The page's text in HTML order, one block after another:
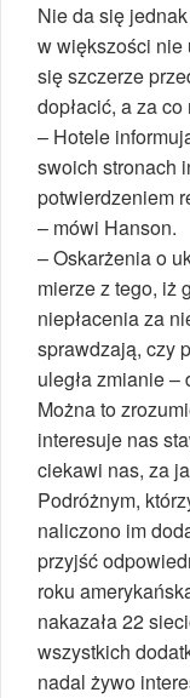
Nie da się
w większości nie
się szczerze
dopłacić, a za co
– Hotele
swoich stronach
potwierdzeniem
– mówi Hanson.
– Oskarżenia o
mierze z tego, iż
niepłacenia za
sprawdzają, czy
uległa zmianie –
Można to
interesuje nas
ciekawi nas, za
Podróżnym,
naliczono im
przyjść
roku
nakazała 22
wszystkich
nadal żywo